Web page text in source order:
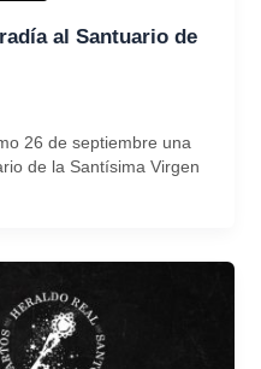
al Santuario de
26 de septiembre una
de la Santísima Virgen